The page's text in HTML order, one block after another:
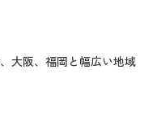
大阪、福岡と幅広い地域